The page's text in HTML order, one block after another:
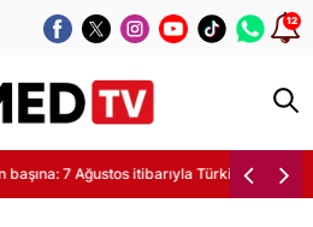
12
başına: 7 Ağustos itibarıyla Türkiye'de son